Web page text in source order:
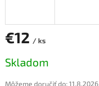
€12 / ks
cena:
Skladom
Môžeme doručiť do:11.8.2026